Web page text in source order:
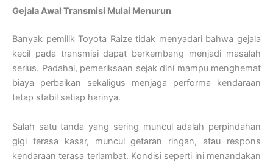
Gejala Awal Transmisi Mulai Menurun
Banyak pemilik Toyota Raize tidak menyadari bahwa gejala
kecil pada transmisi dapat berkembang menjadi masalah
serius. Padahal, pemeriksaan sejak dini mampu menghemat
biaya perbaikan sekaligus menjaga performa kendaraan
tetap stabil setiap harinya.
Salah satu tanda yang sering muncul adalah perpindahan
gigi terasa kasar, muncul getaran ringan, atau respons
kendaraan terasa terlambat. Kondisi seperti ini menandakan